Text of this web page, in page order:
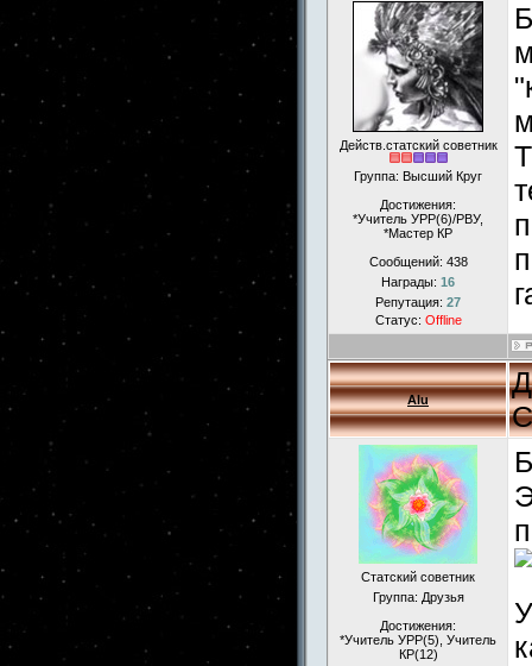
Действ.статский советник
Группа: Высший Круг
Достижения:
*Учитель УРР(6)/РВУ,
*Мастер КР
Сообщений: 438
Награды: 16
Репутация: 27
Статус: Offline
Alu
Статский советник
Группа: Друзья
Достижения:
*Учитель УРР(5), Учитель
КР(12)